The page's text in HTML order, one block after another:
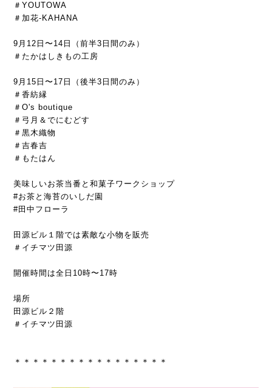
＃YOUTOWA
＃加花-KAHANA
9 月 12 日〜14 日（前半3 日間のみ）
＃たかはしきもの工房
9 月 15 日〜17 日（後半3 日間のみ）
＃香紡縁
＃O's boutique
＃弓月＆でにむどす
＃黒木織物
＃吉春吉
＃もたはん
美味しいお茶当番と和菓子ワークショップ
#お茶と海苔のいしだ園
#田中フローラ
田源ビル１階では素敵な小物を販売
＃イチマツ田源
開催時間は全日 10時〜17時
場所
田源ビル２階
＃イチマツ田源
＊＊＊＊＊＊＊＊＊＊＊＊＊＊＊＊＊